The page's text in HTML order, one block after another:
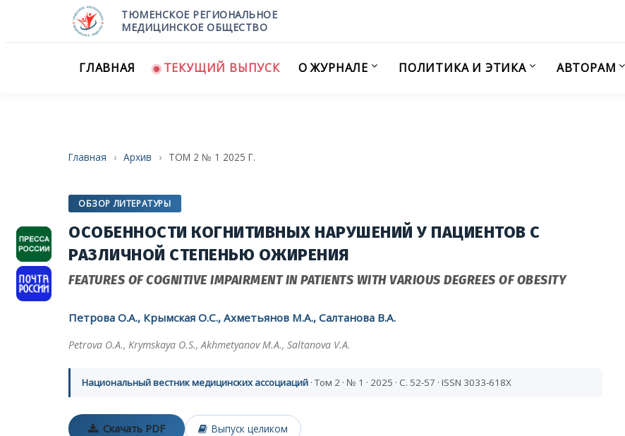
ТЮМЕНСКОЕ РЕГИОНАЛЬНОЕ
МЕДИЦИНСКОЕ ОБЩЕСТВО
ГЛАВНАЯ ТЕКУЩИЙ ВЫПУСК О ЖУРНАЛЕ ПОЛИТИКА И ЭТИКА АВТОРАМ
Главная › Архив › ТОМ 2 № 1 2025 Г.
ОБЗОР ЛИТЕРАТУРЫ
ОСОБЕННОСТИ КОГНИТИВНЫХ НАРУШЕНИЙ У ПАЦИЕНТОВ С
РАЗЛИЧНОЙ СТЕПЕНЬЮ ОЖИРЕНИЯ
FEATURES OF COGNITIVE IMPAIRMENT IN PATIENTS WITH VARIOUS DEGREES OF OBESITY
Петрова О.А., Крымская О.С., Ахметьянов М.А., Салтанова В.А.
Petrova O.A., Krymskaya O.S., Akhmetyanov M.A., Saltanova V.A.
Национальный вестник медицинских ассоциаций · Том 2 · № 1 · 2025 · С. 52-57 · ISSN 3033-618X
Скачать PDF Выпуск целиком